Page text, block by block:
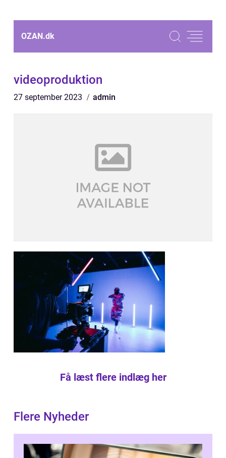
OZAN.dk
videoproduktion
27 september 2023 admin
Få læst flere indlæg her
Flere Nyheder